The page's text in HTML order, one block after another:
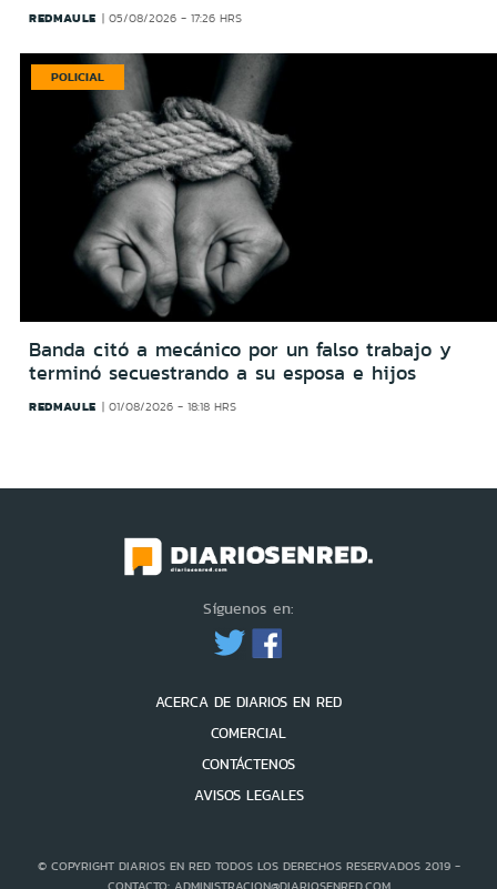
REDMAULE 05/08/2026 - 17:26 HRS
POLICIAL
Banda citó a mecánico por un falso trabajo y
terminó secuestrando a su esposa e hijos
REDMAULE 01/08/2026 - 18:18 HRS
Síguenos en:
ACERCA DE DIARIOS EN RED
COMERCIAL
CONTÁCTENOS
AVISOS LEGALES
© COPYRIGHT DIARIOS EN RED TODOS LOS DERECHOS RESERVADOS 2019 -